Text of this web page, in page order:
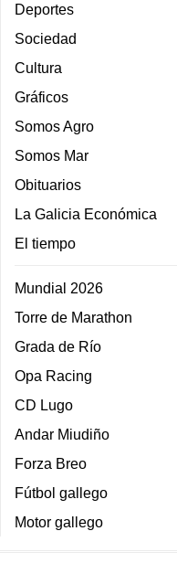
Deportes
Sociedad
Cultura
Gráficos
Somos Agro
Somos Mar
Obituarios
La Galicia Económica
El tiempo
Mundial 2026
Torre de Marathon
Grada de Río
Opa Racing
CD Lugo
Andar Miudiño
Forza Breo
Fútbol gallego
Motor gallego